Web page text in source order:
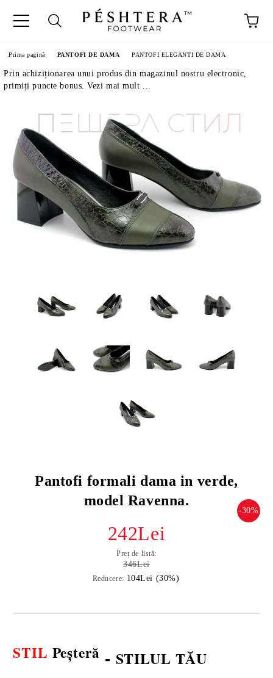
Prima pagină PANTOFI DE DAMA PANTOFI ELEGANTI DE DAMA
Prin achiziționarea unui produs din magazinul nostru electronic,
primiți puncte bonus. Vezi mai mult ...
Pantofi formali dama in verde,
model Ravenna.
-30%
242Lei
Preț de listă:
346Lei
Reducere: 104Lei (30%)
STIL Peșteră - STILUL TĂU